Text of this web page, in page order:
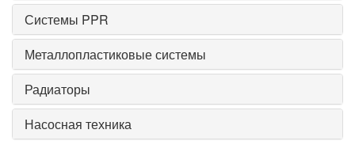
Системы PPR
Металлопластиковые системы
Радиаторы
Насосная техника